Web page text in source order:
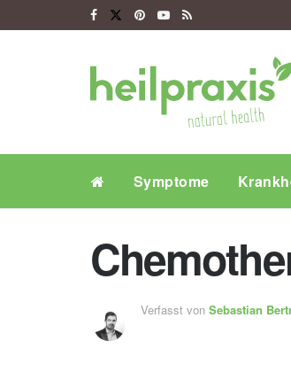
Symptome
Verfasst von Sebastian